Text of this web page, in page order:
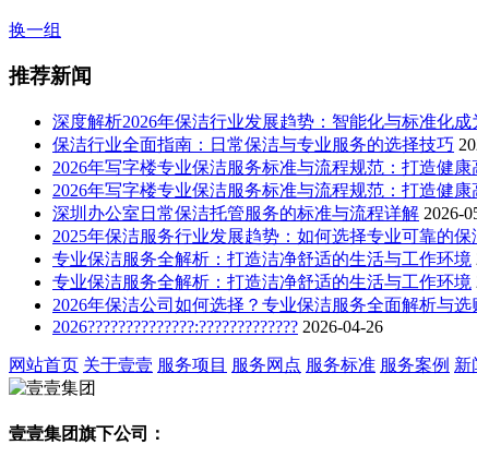
换一组
推荐新闻
深度解析2026年保洁行业发展趋势：智能化与标准化成
保洁行业全面指南：日常保洁与专业服务的选择技巧
2026年写字楼专业保洁服务标准与流程规范：打造健康
2026年写字楼专业保洁服务标准与流程规范：打造健康
深圳办公室日常保洁托管服务的标准与流程详解 2026-
2025年保洁服务行业发展趋势：如何选择专业可靠的保
专业保洁服务全解析：打造洁净舒适的生活与工作环境
专业保洁服务全解析：打造洁净舒适的生活与工作环境
2026年保洁公司如何选择？专业保洁服务全面解析与选
2026??????????????:????????????? 2026-04-26
网站首页 关于壹壹 服务项目 服务网点 服务标准 服务案例 新
壹壹集团旗下公司：